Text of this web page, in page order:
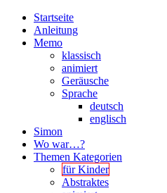
Startseite
Anleitung
Memo
klassisch
animiert
Geräusche
Sprache
deutsch
englisch
Simon
Wo war…?
Themen Kategorien
für Kinder
Abstraktes